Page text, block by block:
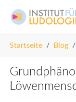
Sie sind hier:
Startseite Blog